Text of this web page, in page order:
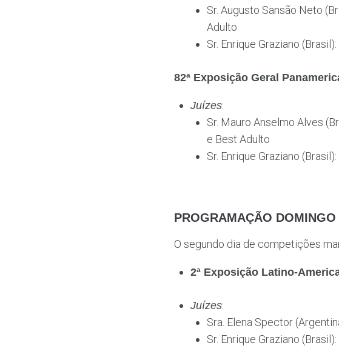
Sr. Augusto Sansão Neto
Adulto
Sr. Enrique Graziano
82ª Exposição Geral
Juízes:
Sr. Mauro Anselmo Alves
e Best Adulto
Sr. Enrique Graziano
PROGRAMAÇÃO
O segundo dia de competições
2ª Exposição Latino-
Juízes:
Sra. Elena Spector
Sr. Enrique Graziano